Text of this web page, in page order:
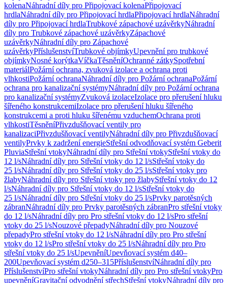
kolenaNáhradní díly pro Připojovací kolenaPřipojovací
hrdlaNáhradní díly pro Připojovací hrdlaPřipojovací hrdlaNáhradní
díly pro Připojovací hrdlaTrubkové zápachové uzávěrkyNáhradní
díly pro Trubkové zápachové uzávěrkyZápachové
uzávěrkyNáhradní díly pro Zápachové
uzávěrkyPříslušenstvíTrubkové objímkyUpevnění pro trubkové
objímkyNosné korýtkaVíčkaTěsněníOchranné zátkySpotřební
materiálPožární ochrana, zvuková izolace a ochrana proti
vlhkostiPožární ochranaNáhradní díly pro Požární ochranaPožární
ochrana pro kanalizační systémyNáhradní díly pro Požární ochrana
pro kanalizační systémyZvuková izolaceIzolace pro přerušení hluku
šířeného konstrukcemiIzolace pro přerušení hluku šířeného
konstrukcemi a proti hluku šířenému vzduchemOchrana proti
vlhkostiTěsněníPřivzdušňovací ventily pro
kanalizaciPřivzdušňovací ventilyNáhradní díly pro Přivzdušňovací
ventilyPrvky k zadržení energieStřešní odvodňovací systém Geberit
PluviaStřešní vtokyNáhradní díly pro Střešní vtokyStřešní vtoky do
12 l/sNáhradní díly pro Střešní vtoky do 12 l/sStřešní vtoky do
25 l/sNáhradní díly pro Střešní vtoky do 25 l/sStřešní vtoky pro
žlabyNáhradní díly pro Střešní vtoky pro žlabyStřešní vtoky do 12
l/sNáhradní díly pro Střešní vtoky do 12 l/sStřešní vtoky do
25 l/sNáhradní díly pro Střešní vtoky do 25 l/sPrvky parotěsných
zábranNáhradní díly pro Prvky parotěsných zábranPro střešní vtoky
do 12 l/sNáhradní díly pro Pro střešní vtoky do 12 l/sPro střešní
vtoky do 25 l/sNouzové přepadyNáhradní díly pro Nouzové
přepadyPro střešní vtoky do 12 l/sNáhradní díly pro Pro střešní
vtoky do 12 l/sPro střešní vtoky do 25 l/sNáhradní díly pro Pro
střešní vtoky do 25 l/sUpevněníUpevňovací systém d40–
200Upevňovací systém d250–315PříslušenstvíNáhradní díly pro
PříslušenstvíPro střešní vtokyNáhradní díly pro Pro střešní vtokyPro
upevněníGravitační odvodnění střechStřešní vtokyNáhradní díly pro